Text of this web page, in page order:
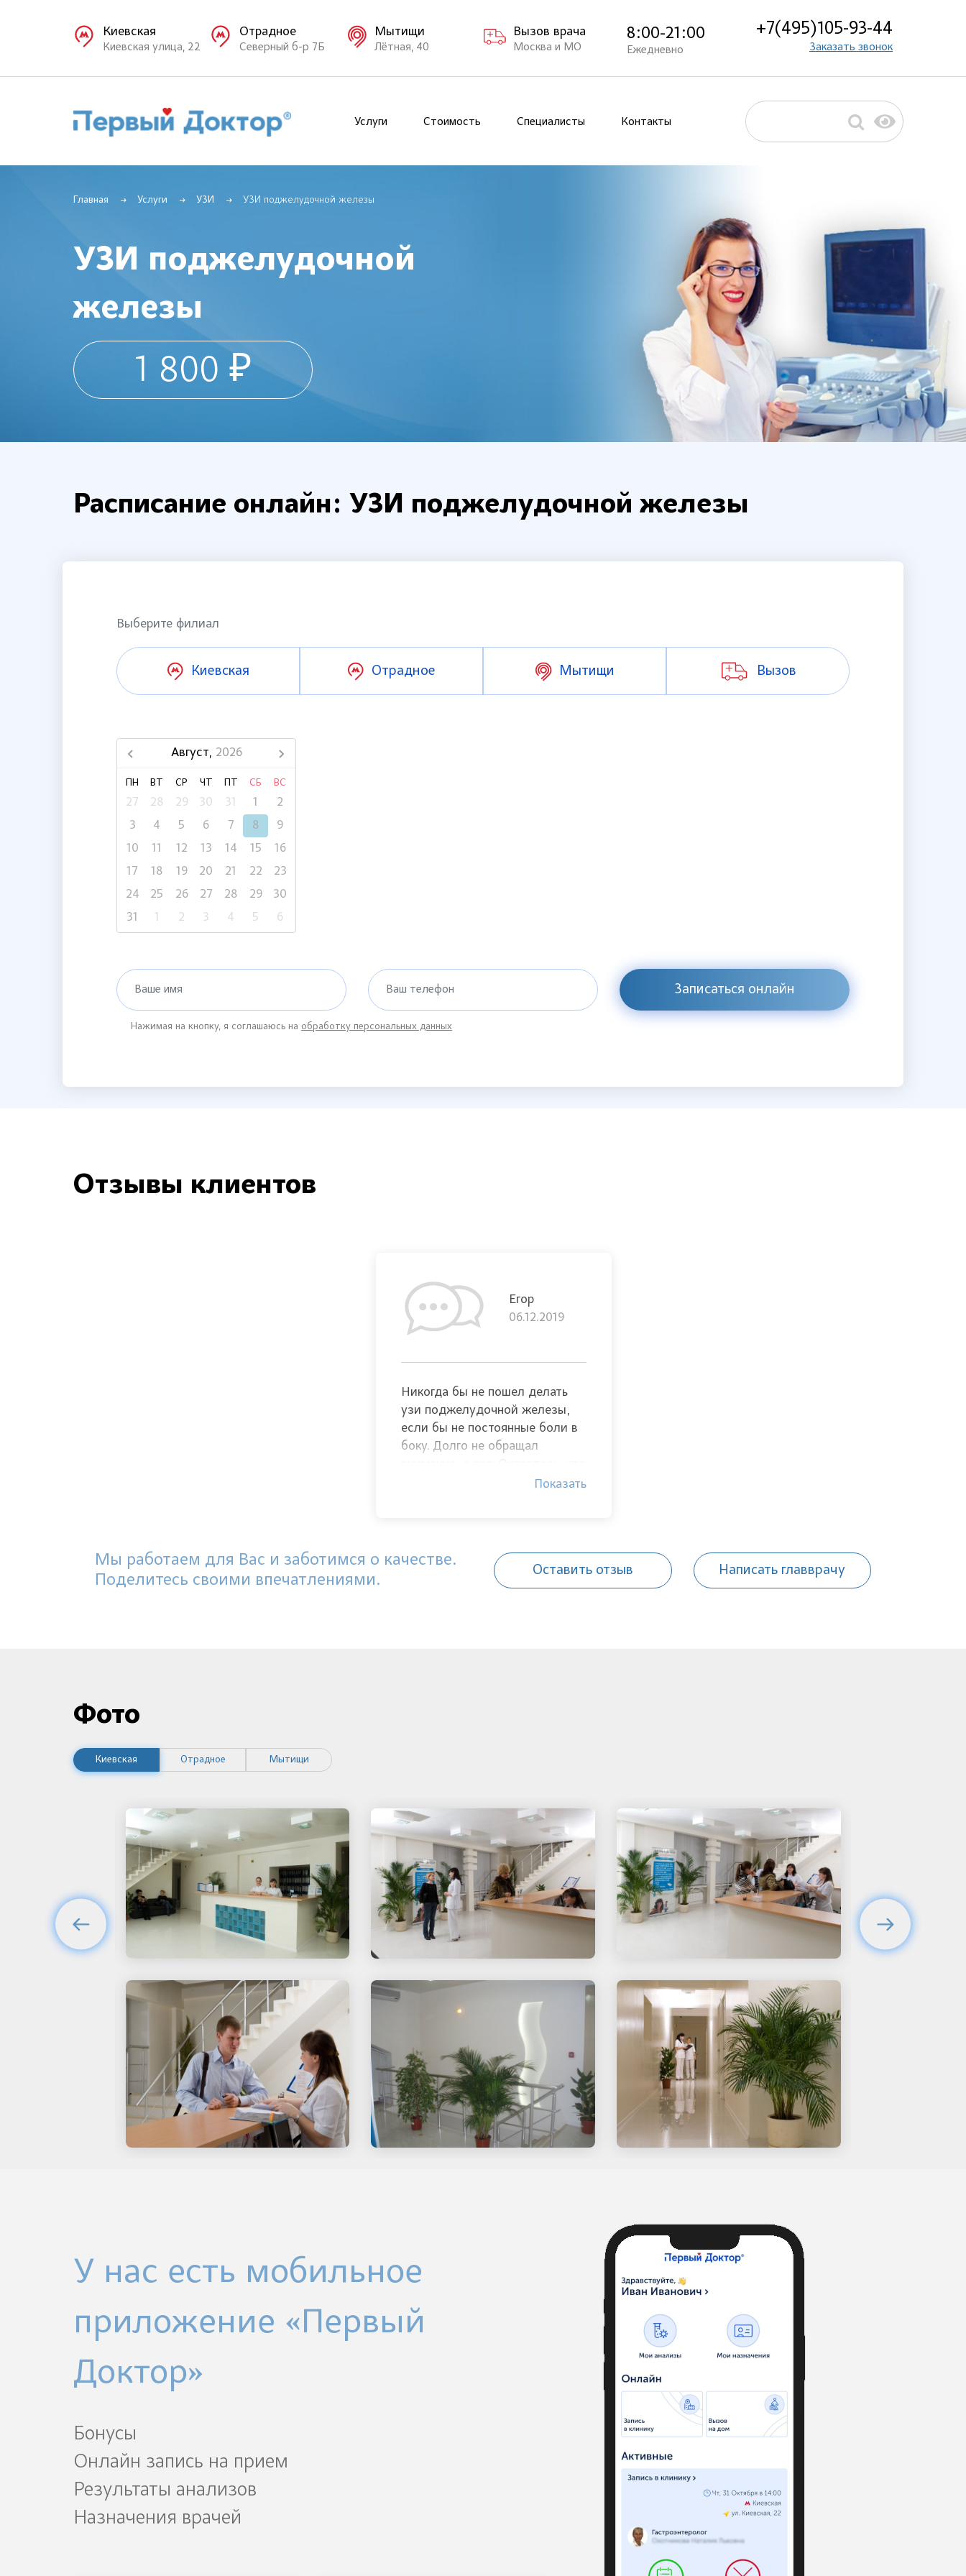
Киевская
Киевская улица, 22
Отрадное
Северный б-р 7Б
Мытищи
Лётная, 40
Вызов врача
Москва и МО
8:00-21:00
Ежедневно
+7(495)105-93-44
Заказать звонок
Услуги Стоимость Специалисты Контакты
Главная Услуги УЗИ УЗИ поджелудочной железы
УЗИ поджелудочной
железы
1 800 ₽
Расписание онлайн: УЗИ поджелудочной железы
Выберите филиал
Киевская Отрадное Мытищи Вызов
Август, 2026
ПН ВТ СР ЧТ ПТ СБ ВС
27 28 29 30 31 1
2
3
4 5 6 7 8
9
10
11 12 13 14 15
16
17
18 19 20 21 22
23
24
25 26 27 28 29
30
31
1 2 3 4 5 6
Ваше имя Ваш телефон Записаться онлайн
Нажимая на кнопку, я соглашаюсь на обработку персональных данных
Отзывы клиентов
Егор
06.12.2019
Никогда бы не пошел делать
узи поджелудочной железы,
если бы не постоянные боли в
боку. Долго не обращал
панкреатит. Уже на приеме врач
который назначил лечение.
Показать
Мы работаем для Вас и заботимся о качестве.
Поделитесь своими впечатлениями.
Оставить отзыв Написать главврачу
Фото
Киевская Отрадное Мытищи
У нас есть мобильное
приложение «Первый
Доктор»
Бонусы
Онлайн запись на прием
Результаты анализов
Назначения врачей